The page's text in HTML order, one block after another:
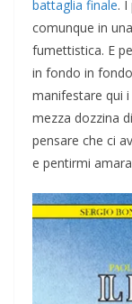
battaglia finale. I
comunque in
fumettistica. E
in fondo in
manifestare qui i
mezza dozzina
pensare che ci
e pentirmi